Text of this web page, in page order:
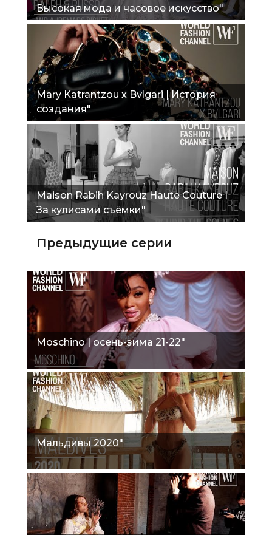
Высокая мода и часовое искусство"
Mary Katrantzou x Bvlgari | История
создания"
Maison Rabih Kayrouz Haute Couture I
За кулисами съёмки"
Предыдущие серии
Moschino | осень-зима 21-22"
Мальдивы 2020"